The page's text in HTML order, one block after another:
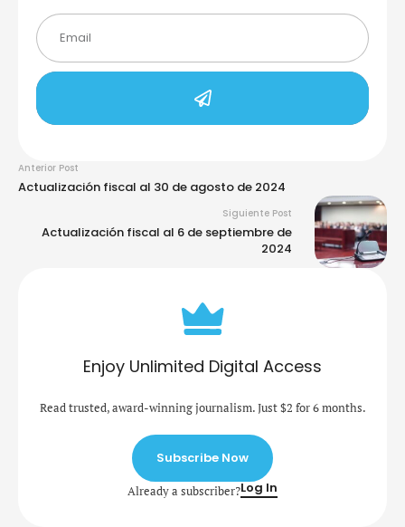
Anterior Post
Actualización fiscal al 30 de agosto de 2024
Siguiente Post
Actualización fiscal al 6 de septiembre de
2024
Enjoy Unlimited Digital Access
Read trusted, award-winning journalism. Just $2 for 6 months.
Subscribe Now
Already a subscriber?Log In